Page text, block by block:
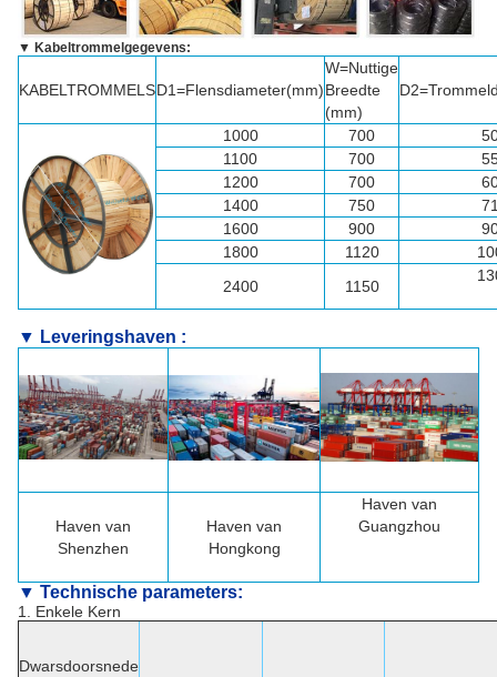
▼ Kabeltrommelgegevens:
KABELTROMMELSD1=Flensdiameter(mm)
W=Nuttige
Breedte
(mm)
1000 700
1100
700
1200
700
1400
750
1600
900
1800
1120
2400
1150
▼ Leveringshaven :
Haven van
Shenzhen
Haven van
Hongkong
Haven van
Guangzhou
▼ Technische parameters:
1. Enkele Kern
Dwarsdoorsnede